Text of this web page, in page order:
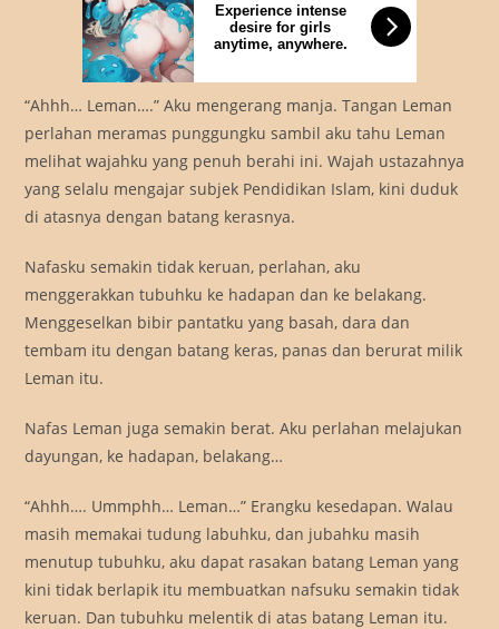
Experience intense
desire for girls
anytime, anywhere.
“Ahhh… Leman….” Aku mengerang manja. Tangan Leman
perlahan meramas punggungku sambil aku tahu Leman
melihat wajahku yang penuh berahi ini. Wajah ustazahnya
yang selalu mengajar subjek Pendidikan Islam, kini duduk
di atasnya dengan batang kerasnya.
Nafasku semakin tidak keruan, perlahan, aku
menggerakkan tubuhku ke hadapan dan ke belakang.
Menggeselkan bibir pantatku yang basah, dara dan
tembam itu dengan batang keras, panas dan berurat milik
Leman itu.
Nafas Leman juga semakin berat. Aku perlahan melajukan
dayungan, ke hadapan, belakang…
“Ahhh…. Ummphh… Leman…” Erangku kesedapan. Walau
masih memakai tudung labuhku, dan jubahku masih
menutup tubuhku, aku dapat rasakan batang Leman yang
kini tidak berlapik itu membuatkan nafsuku semakin tidak
keruan. Dan tubuhku melentik di atas batang Leman itu.